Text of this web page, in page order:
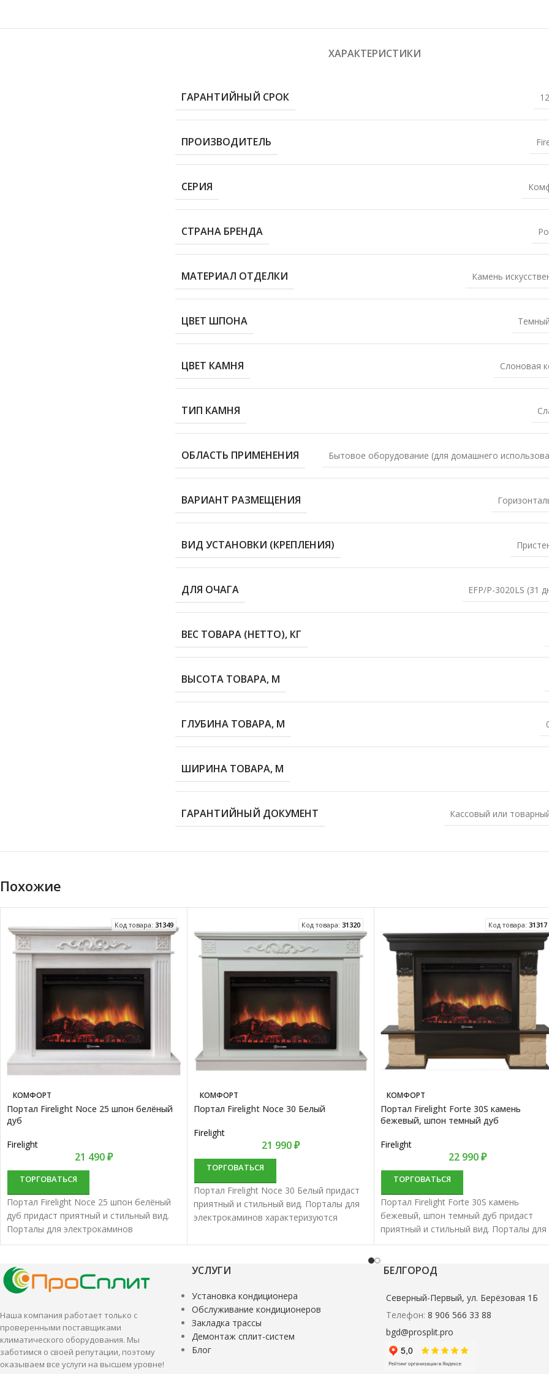
ХАРАКТЕРИСТИКИ
ГАРАНТИЙНЫЙ СРОК
ПРОИЗВОДИТЕЛЬ
СЕРИЯ
СТРАНА БРЕНДА
МАТЕРИАЛ ОТДЕЛКИ Камень
ЦВЕТ ШПОНА
ЦВЕТ КАМНЯ Слоновая
ТИП КАМНЯ
ОБЛАСТЬ ПРИМЕНЕНИЯ Бытовое оборудование (для домашнего
ВАРИАНТ РАЗМЕЩЕНИЯ
ВИД УСТАНОВКИ (КРЕПЛЕНИЯ)
ДЛЯ ОЧАГА EFP/P-3020LS (31
ВЕС ТОВАРА (НЕТТО), КГ
ВЫСОТА ТОВАРА, М
ГЛУБИНА ТОВАРА, М
ШИРИНА ТОВАРА, М
ГАРАНТИЙНЫЙ ДОКУМЕНТ Кассовый или
Похожие
Код товара: 31349
КОМФОРТ
Портал Firelight Noce 25 шпон белёный
дуб
Firelight
21 490₽
ТОРГОВАТЬСЯ
Портал Firelight Noce 25 шпон белёный
дуб придаст приятный и стильный вид.
Порталы для электрокаминов
характеризуются отменным качеством и
Код товара: 31320
КОМФОРТ
Портал Firelight Noce 30 Белый
Firelight
21 990₽
ТОРГОВАТЬСЯ
Портал Firelight Noce 30 Белый придаст
приятный и стильный вид. Порталы для
электрокаминов характеризуются
Код товара: 31317
КОМФОРТ
Портал Firelight Forte 30S камень
бежевый, шпон темный дуб
Firelight
22 990₽
ТОРГОВАТЬСЯ
Портал Firelight Forte 30S камень
бежевый, шпон темный дуб придаст
приятный и стильный вид. Порталы для
электрокаминов характеризуются
Наша компания работает только с
проверенными поставщиками
климатического оборудования. Мы
заботимся о своей репутации, поэтому
оказываем все услуги на высшем уровне!
УСЛУГИ
Установка кондиционера
Обслуживание кондиционеров
Закладка трассы
Демонтаж сплит-систем
Блог
БЕЛГОРОД
Северный-Первый, ул. Берёзовая 1Б
Телефон: 8 906 566 33 88
bgd@prosplit.pro